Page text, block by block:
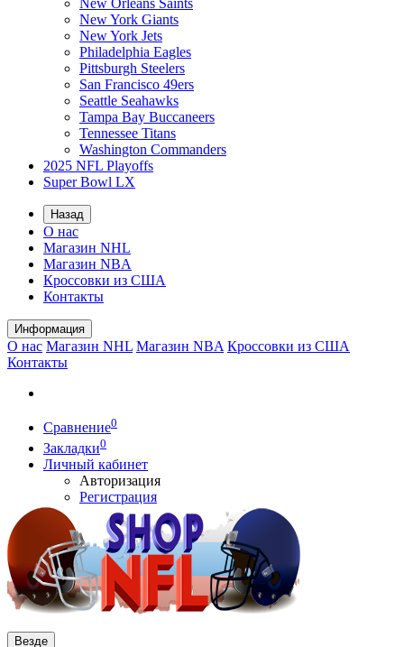
New Orleans Saints
New York Giants
New York Jets
Philadelphia Eagles
Pittsburgh Steelers
San Francisco 49ers
Seattle Seahawks
Tampa Bay Buccaneers
Tennessee Titans
Washington Commanders
2025 NFL Playoffs
Super Bowl LX
Назад
О нас
Магазин NHL
Магазин NBA
Кроссовки из США
Контакты
Информация
О нас Магазин NHL Магазин NBA Кроссовки из США
Контакты
Сравнение0
Закладки0
Личный кабинет
Авторизация
Регистрация
Везде